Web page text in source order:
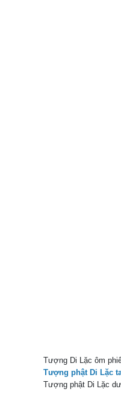
Tượng Di Lặc ôm
Tượng phật Di Lặc
Tượng phật Di Lặc